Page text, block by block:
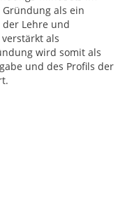
als ein
Lehre und
als
wird somit als
und des Profils der